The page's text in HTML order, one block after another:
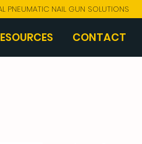
PNEUMATIC NAIL GUN SOLUTIONS
CONTACT